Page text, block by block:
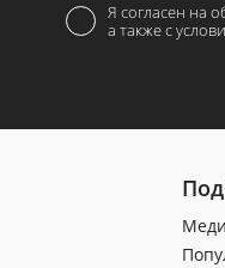
Я согласен на
а также с